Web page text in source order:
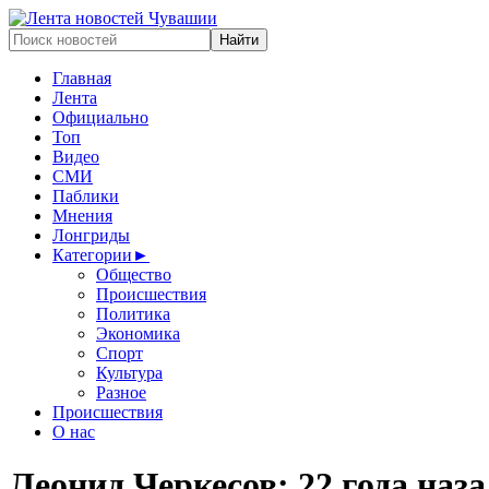
Главная
Лента
Официально
Топ
Видео
СМИ
Паблики
Мнения
Лонгриды
Категории ►
Общество
Происшествия
Политика
Экономика
Спорт
Культура
Разное
Происшествия
О нас